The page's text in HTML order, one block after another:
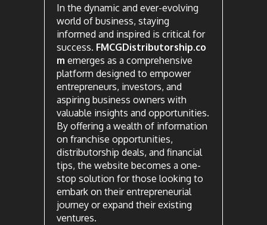
In the dynamic and ever-evolving
world of business, staying
informed and inspired is critical for
success. FMCGDistributorship.co
m emerges as a comprehensive
platform designed to empower
entrepreneurs, investors, and
aspiring business owners with
valuable insights and opportunities.
By offering a wealth of information
on franchise opportunities,
distributorship deals, and financial
tips, the website becomes a one-
stop solution for those looking to
embark on their entrepreneurial
journey or expand their existing
ventures.